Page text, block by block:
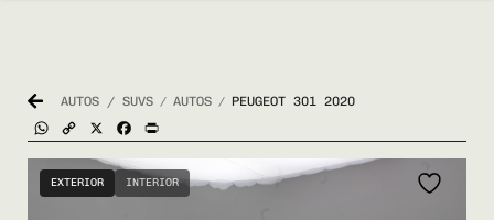
AUTOS / SUVS / AUTOS / PEUGEOT 301 2020
WhatsApp
Copy
Link
Facebook
EXTERIOR INTERIOR